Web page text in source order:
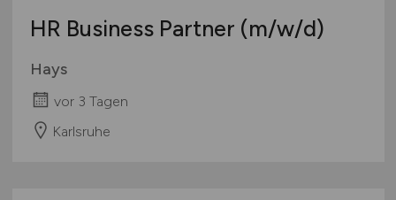
HR Business Partner (m/w/d)
Hays
vor 3 Tagen
Karlsruhe